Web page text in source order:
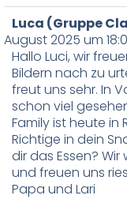
Luca (Gruppe
August 2025 um
Hallo Luci, wir
Bildern nach zu
freut uns sehr. In
schon viel
Family ist heute in
Richtige in dein
dir das Essen?
und freuen uns
Papa und Lari